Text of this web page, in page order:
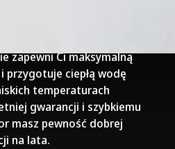
zapewni Ci maksymalną
przygotuje ciepłą wodę
temperaturach
gwarancji i szybkiemu
masz pewność dobrej
na lata.